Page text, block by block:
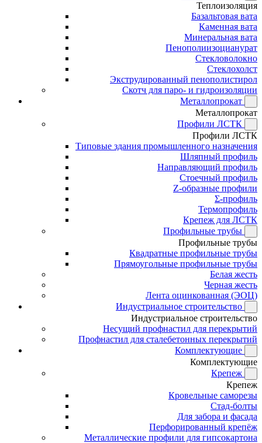
Теплоизоляция
Базальтовая вата
Каменная вата
Минеральная вата
Пенополиизоцианурат
Стекловолокно
Стеклохолст
Экструдированный пенополистирол
Скотч для паро- и гидроизоляции
Металлопрокат
Металлопрокат
Профили ЛСТК
Профили ЛСТК
Типовые здания промышленного назначения
Шляпный профиль
Направляющий профиль
Стоечный профиль
Z-образные профили
Σ-профиль
Термопрофиль
Крепеж для ЛСТК
Профильные трубы
Профильные трубы
Квадратные профильные трубы
Прямоугольные профильные трубы
Белая жесть
Черная жесть
Лента оцинкованная (ЭОЦ)
Индустриальное строительство
Индустриальное строительство
Несущий профнастил для перекрытий
Профнастил для сталебетонных перекрытий
Комплектующие
Комплектующие
Крепеж
Крепеж
Кровельные саморезы
Стад-болты
Для забора и фасада
Перфорированный крепёж
Металлические профили для гипсокартона